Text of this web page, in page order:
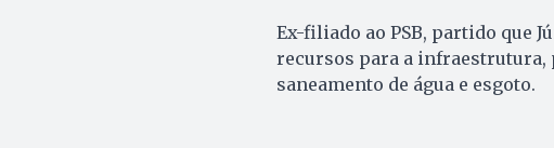
Ex-filiado ao PSB, partido que
recursos para a
saneamento de água e esgoto.